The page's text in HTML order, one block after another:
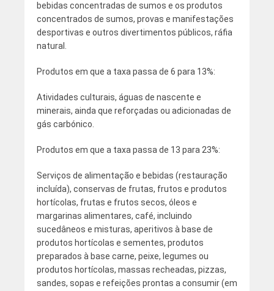
bebidas concentradas de sumos e os produtos
concentrados de sumos, provas e manifestações
desportivas e outros divertimentos públicos, ráfia
natural.
Produtos em que a taxa passa de 6 para 13%:
Atividades culturais, águas de nascente e
minerais, ainda que reforçadas ou adicionadas de
gás carbónico.
Produtos em que a taxa passa de 13 para 23%:
Serviços de alimentação e bebidas (restauração
incluída), conservas de frutas, frutos e produtos
hortícolas, frutas e frutos secos, óleos e
margarinas alimentares, café, incluindo
sucedâneos e misturas, aperitivos à base de
produtos hortícolas e sementes, produtos
preparados à base carne, peixe, legumes ou
produtos hortícolas, massas recheadas, pizzas,
sandes, sopas e refeições prontas a consumir (em